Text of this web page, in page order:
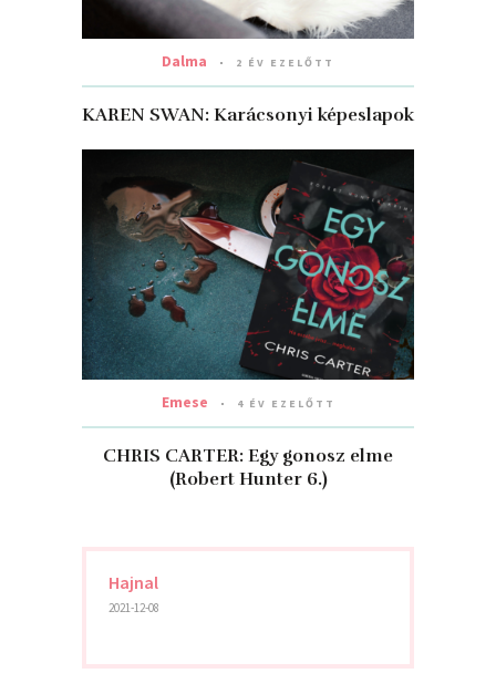
Dalma 2 ÉV EZELŐTT
KAREN SWAN: Karácsonyi ​képeslapok
Emese 4 ÉV EZELŐTT
CHRIS CARTER: Egy gonosz elme
(Robert Hunter 6.)
Hajnal
2021-12-08